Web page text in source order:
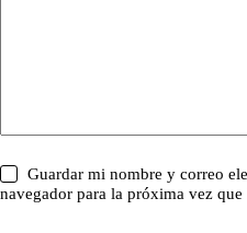
Guardar mi nombre y correo
navegador para la próxima vez